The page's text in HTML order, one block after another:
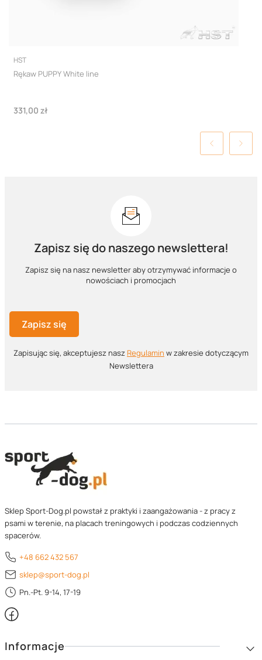
PRODUCENT
HST
Rękaw PUPPY White line
Cena
331,00 zł
Zapisz się do naszego newslettera!
Zapisz się na nasz newsletter aby otrzymywać informacje o
nowościach i promocjach
Zapisz się
Zapisując się, akceptujesz nasz ​ Regulamin ​​​ w zakresie dotyczącym
Newslettera
Sklep Sport-Dog.pl powstał z praktyki i zaangażowania - z pracy z
psami w terenie, na placach treningowych i podczas codziennych
spacerów.
+48 662 432 567
sklep@sport-dog.pl
Pn.-Pt. 9-14, 17-19
Linki w stopce
Informacje